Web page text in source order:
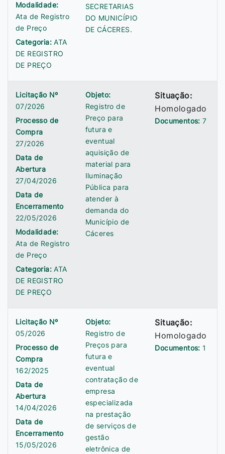
Modalidade:
Ata de Registro
de Preço
Categoria:ATA
DE REGISTRO
DE PREÇO
SECRETARIAS
DO MUNICÍPIO
DE CÁCERES.
Licitação Nº
07/2026
Processo de
Compra
27/2026
Data de
Abertura
27/04/2026
Data de
Encerramento
22/05/2026
Modalidade:
Ata de Registro
de Preço
Categoria:ATA
DE REGISTRO
DE PREÇO
Objeto:
Registro de
Preço para
futura e
eventual
aquisição de
material para
Iluminação
Pública para
atender à
demanda do
Município de
Cáceres
Situação:
Homologado
Documentos:7
Licitação Nº
05/2026
Processo de
Compra
162/2025
Data de
Abertura
14/04/2026
Data de
Encerramento
15/05/2026
Objeto:
Registro de
Preços para
futura e
eventual
contratação de
empresa
especializada
na prestação
de serviços de
gestão
eletrônica de
Situação:
Homologado
Documentos:1